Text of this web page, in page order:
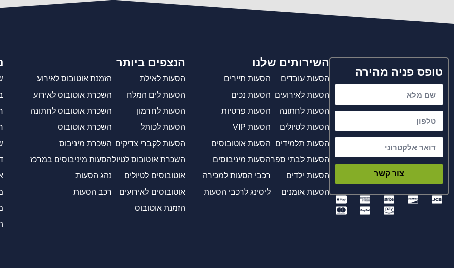
טופס פניה מהירה
צור קשר
השירותים שלנו
הסעות עובדים
הסעות לאירועים
הסעות לחתונה
הסעות לטיולים
הסעות תלמידים
הסעות לבתי ספר
הסעות ילדים
הסעות אומנים
הסעות תיירים
הסעות נכים
הסעות פרטיות
הסעות VIP
הסעות אוטובוסים
הסעות מיניבוסים
רכבי הסעות למכירה
ליסינג לרכבי הסעות
הנצפים ביותר
הסעות לאילת
הסעות לים המלח
הסעות לחרמון
הסעות לכותל
הסעות לקברי צדיקים
השכרת אוטובוס לטיול
אוטובוסים לטיולים
אוטובוסים לאירועים
הזמנת אוטובוס
הזמנת אוטובוס לאירוע
השכרת אוטובוס לאירוע
השכרת אוטובוס לחתונה
השכרת אוטובוס
השכרת מיניבוס
הסעות מיניבוסים במרכז
נהג הסעות
רכב הסעות